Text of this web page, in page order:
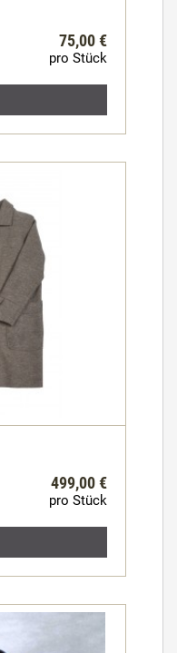
75,00 €
pro Stück
499,00 €
pro Stück